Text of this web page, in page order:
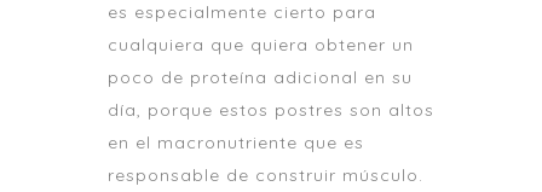
es especialmente cierto para
cualquiera que quiera obtener un
poco de proteína adicional en su
día, porque estos postres son altos
en el macronutriente que es
responsable de construir músculo.